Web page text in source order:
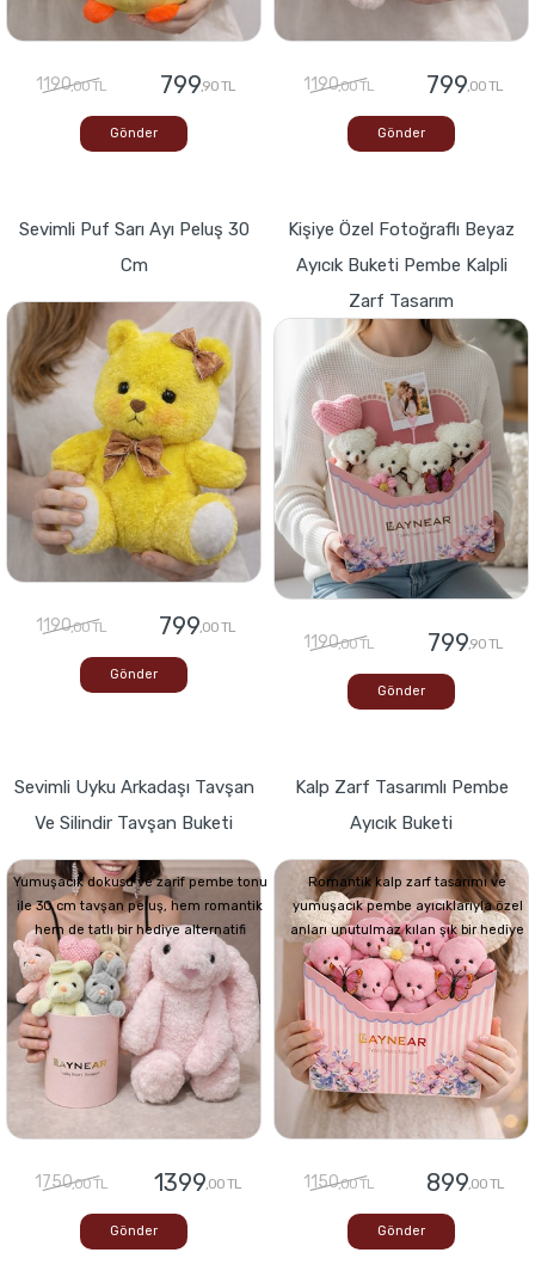
1190,00 TL 799,90 TL
Gönder
1190,00 TL 799,00 TL
Gönder
Sevimli Puf Sarı Ayı Peluş 30
Cm
1190,00 TL 799,00 TL
Gönder
Kişiye Özel Fotoğraflı Beyaz
Ayıcık Buketi Pembe Kalpli
Zarf Tasarım
1190,00 TL 799,90 TL
Gönder
Sevimli Uyku Arkadaşı Tavşan
Ve Silindir Tavşan Buketi
Yumuşacık dokusu ve zarif pembe tonu
ile 30 cm tavşan peluş, hem romantik
hem de tatlı bir hediye alternatifi
1750,00 TL 1399,00 TL
Gönder
Kalp Zarf Tasarımlı Pembe
Ayıcık Buketi
Romantik kalp zarf tasarımı ve
yumuşacık pembe ayıcıklarıyla özel
anları unutulmaz kılan şık bir hediye
1150,00 TL 899,00 TL
Gönder